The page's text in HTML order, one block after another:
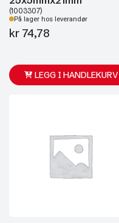
(1003307)
På lager hos leverandør
kr 74,78
LEGG I HANDLEKURV